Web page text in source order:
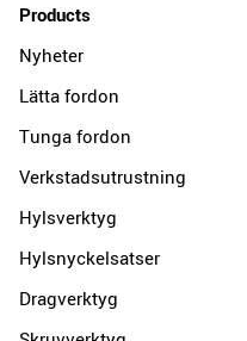
Products
Nyheter
Lätta fordon
Tunga fordon
Verkstadsutrustning
Hylsverktyg
Hylsnyckelsatser
Dragverktyg